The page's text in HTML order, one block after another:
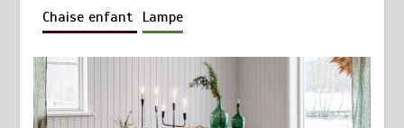
Chaise enfant Lampe